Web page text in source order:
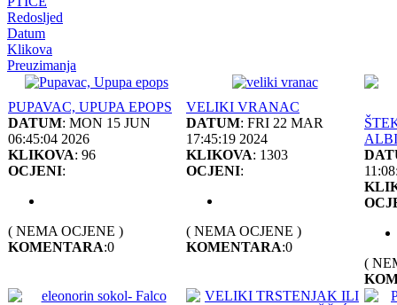
Redosljed
Datum
Klikova
Preuzimanja
PUPAVAC, UPUPA EPOPS
DATUM: MON 15 JUN
06:45:04 2026
KLIKOVA: 96
OCJENI:
( NEMA OCJENE )
KOMENTARA:0
VELIKI VRANAC
DATUM: FRI 22 MAR
17:45:19 2024
KLIKOVA: 1303
OCJENI:
( NEMA OCJENE )
KOMENTARA:0
(